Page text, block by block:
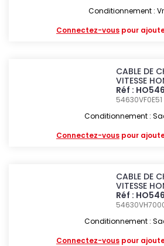
Conditionnement :
Connectez-vous pour
CABLE DE
VITESSE
Réf :
54630VF0E51
Conditionnement :
Connectez-vous pour
CABLE DE
VITESSE
Réf :
Conditionnement :
Connectez-vous pour